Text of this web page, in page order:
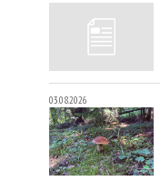
03.08.2026